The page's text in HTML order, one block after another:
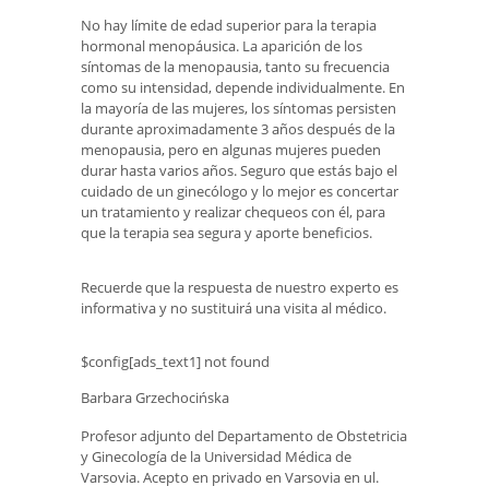
No hay límite de edad superior para la terapia
hormonal menopáusica. La aparición de los
síntomas de la menopausia, tanto su frecuencia
como su intensidad, depende individualmente. En
la mayoría de las mujeres, los síntomas persisten
durante aproximadamente 3 años después de la
menopausia, pero en algunas mujeres pueden
durar hasta varios años. Seguro que estás bajo el
cuidado de un ginecólogo y lo mejor es concertar
un tratamiento y realizar chequeos con él, para
que la terapia sea segura y aporte beneficios.
Recuerde que la respuesta de nuestro experto es
informativa y no sustituirá una visita al médico.
$config[ads_text1] not found
Barbara Grzechocińska
Profesor adjunto del Departamento de Obstetricia
y Ginecología de la Universidad Médica de
Varsovia. Acepto en privado en Varsovia en ul.